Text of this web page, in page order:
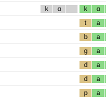
k ɑ k ɑ
t a
b a
g a
d a
d a
p a